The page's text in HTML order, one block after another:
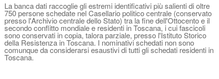
La banca dati raccoglie gli estremi identificativi più salienti di oltre
750 persone schedate nel Casellario politico centrale (conservato
presso l'Archivio centrale dello Stato) tra la fine dell'Ottocento e il
secondo conflitto mondiale e residenti in Toscana, i cui fascicoli
sono conservati in copia, talora parziale, presso l'Istituto Storico
della Resistenza in Toscana. I nominativi schedati non sono
comunque da considerarsi esaustivi di tutti gli schedati residenti in
Toscana.